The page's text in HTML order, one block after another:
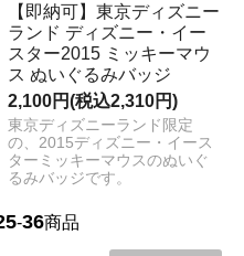
【即納可】東京ディズニー
ランド ディズニー・イー
スター2015 ミッキーマウ
ス ぬいぐるみバッジ
2,100円(税込2,310円)
東京ディズニーランド限定
の、2015ディズニー・イース
ターミッキーマウスのぬいぐ
るみバッジです。
-36商品